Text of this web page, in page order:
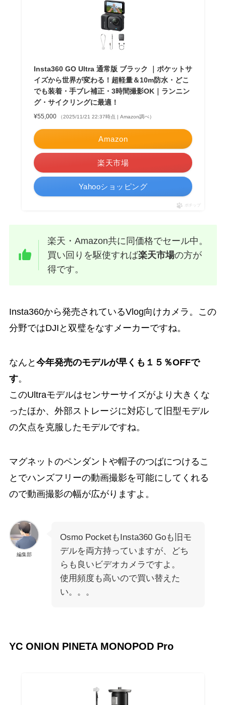
Insta360 GO Ultra 通常版 ブラック ｜ポケットサ
イズから世界が変わる！超軽量＆10m防水・どこ
でも装着・手ブレ補正・3時間撮影OK｜ランニン
グ・サイクリングに最適！
¥55,000 （2025/11/21 22:37時点 | Amazon調べ）
Amazon
楽天市場
Yahooショッピング
ポチップ
楽天・Amazon共に同価格でセール中。
買い回りを駆使すれば楽天市場の方が
得です。
Insta360から発売されているVlog向けカメラ。この
分野ではDJIと双璧をなすメーカーですね。
なんと 今年発売のモデルが早くも１５％OFFで
す。
このUltraモデルはセンサーサイズがより大きくな
ったほか、外部ストレージに対応して旧型モデル
の欠点を克服したモデルですね。
マグネットのペンダントや帽子のつばにつけるこ
とでハンズフリーの動画撮影を可能にしてくれる
ので動画撮影の幅が広がりますよ。
編集部
Osmo PocketもInsta360 Goも旧モ
デルを両方持っていますが、どち
らも良いビデオカメラですよ。
使用頻度も高いので買い替えた
い。。。
YC ONION PINETA MONOPOD Pro